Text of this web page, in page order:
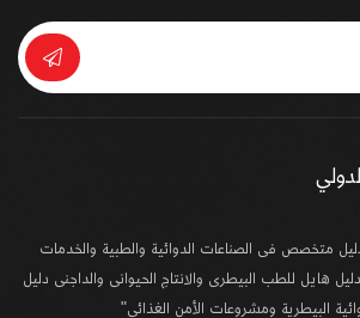
متخصص فى الصناعات الدوائية والطبية والخدمات
هايل للطب البيطرى والانتاج الحيوانى والداجنى دليل
البيطرية ومشروعات الأمن الغذائى"